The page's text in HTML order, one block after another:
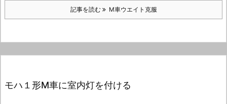
記事を読む M車ウエイト克服
モハ１形M車に室内灯を付ける